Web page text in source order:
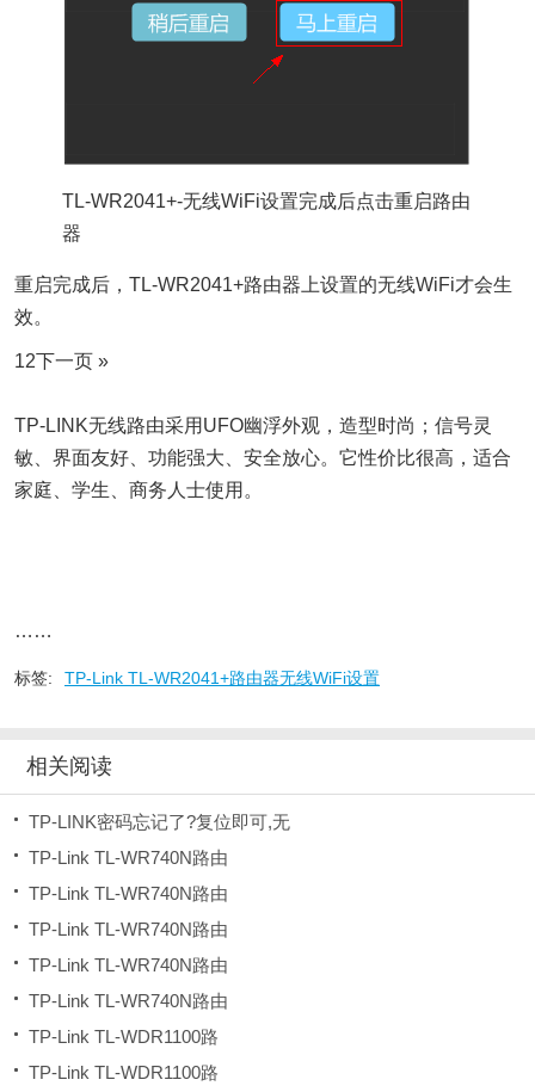
TL-WR2041+-无线WiFi设置完成后点击重启路由
器
重启完成后，TL-WR2041+路由器上设置的无线WiFi才会生
效。
12下一页 »
TP-LINK无线路由采用UFO幽浮外观，造型时尚；信号灵
敏、界面友好、功能强大、安全放心。它性价比很高，适合
家庭、学生、商务人士使用。
……
标签: TP-Link TL-WR2041+路由器无线WiFi设置
相关阅读
TP-LINK密码忘记了?复位即可,无
TP-Link TL-WR740N路由
TP-Link TL-WR740N路由
TP-Link TL-WR740N路由
TP-Link TL-WR740N路由
TP-Link TL-WR740N路由
TP-Link TL-WDR1100路
TP-Link TL-WDR1100路